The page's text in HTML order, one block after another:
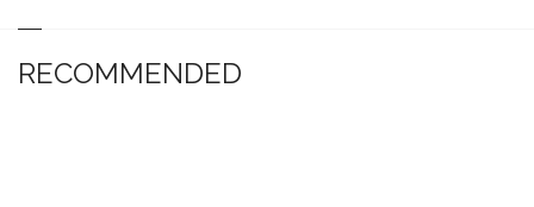
RECOMMENDED